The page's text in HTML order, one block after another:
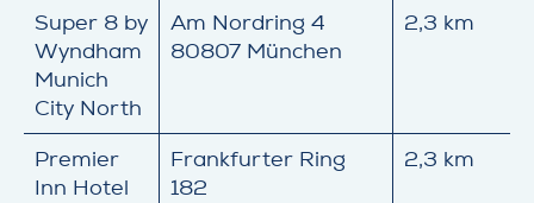
Super 8 by
Wyndham
Munich
City North
Am Nordring 4
80807 München
2,3 km
Premier
Inn Hotel
Frankfurter Ring
182
2,3 km